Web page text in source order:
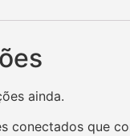
ainda.
conectados que